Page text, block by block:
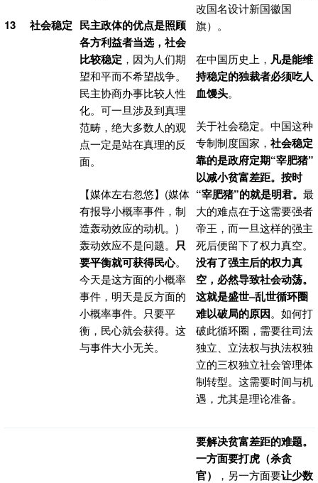
13 社会稳定 民主政体的优点是照顾
各方利益者当选，社会
比较稳定 ，因为人们期
望和平而不希望战争。
民主协商办事比较人性
化。可一旦涉及到真理
范畴，绝大多数人的观
点一定是站在真理的反
面。
【媒体左右忽悠】(媒体
有报导小概率事件，制
造轰动效应的动机。)
轰动效应不是问题。 只
要平衡就可获得民心。
今天是这方面的小概率
事件，明天是反方面的
小概率事件。只要平
衡，民心就会获得。这
与事件大小无关。
改国名设计新国徽国
旗）。
在中国历史上， 凡是能维
持稳定的独裁者必须吃人
血馒头。
关于社会稳定。中国这种
专制制度国家， 社会稳定
靠的是政府定期“宰肥猪”
以减小贫富差距。按时
“宰肥猪”的就是明君。 最
大的难点在于这需要强者
帝王，而一旦这样的强主
死后便留下了权力真空。
没有了强主后的权力真
空，必然导致社会动荡。
这就是盛世–乱世循环圈
难以破局的原因。如何打
破此循环圈，需要往司法
独立、立法权与执法权独
立的三权独立社会管理体
制转型。这需要时间与机
遇，尤其是理论准备。
要解决贫富差距的难题。
一方面要打虎（杀贪
官）
，另一方面要让少数